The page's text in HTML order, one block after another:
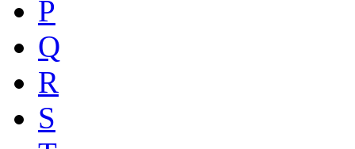
P
Q
R
S